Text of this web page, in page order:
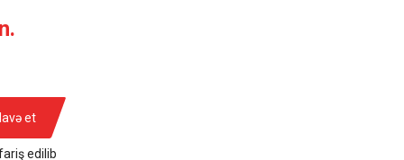
et
edilib